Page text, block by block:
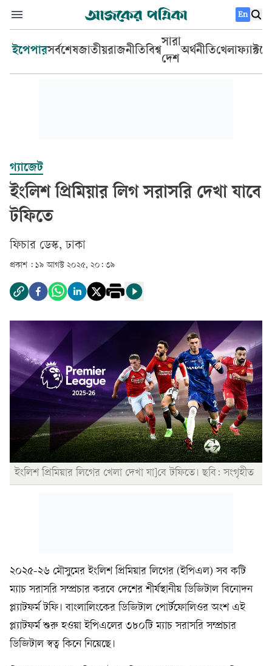
En
ইপেপারসর্বশেষজাতীয়রাজনীতিবিশ্ব
সারা
দেশ
অর্থনীতিখেলা
গ্যাজেট
ইংলিশ প্রিমিয়ার লিগ সরাসরি দেখা যাবে
টফিতে
ফিচার ডেস্ক, ঢাকা
প্রকাশ : ১৯ আগস্ট ২০২৫, ২০: ৩৯
ইংলিশ প্রিমিয়ার লিগের খেলা দেখা যা]বে টফিতে। ছবি: সংগৃহীত
২০২৫-২৬ মৌসুমের ইংলিশ প্রিমিয়ার লিগের (ইপিএল) সব কটি
ম্যাচ সরাসরি সম্প্রচার করবে দেশের শীর্ষস্থানীয় ডিজিটাল বিনোদন
প্ল্যাটফর্ম টফি। বাংলালিংকের ডিজিটাল পোর্টফোলিওর অংশ এই
প্ল্যাটফর্ম শুরু হওয়া ইপিএলের ৩৮০টি ম্যাচ সরাসরি সম্প্রচার
ডিজিটাল স্বত্ব কিনে নিয়েছে।